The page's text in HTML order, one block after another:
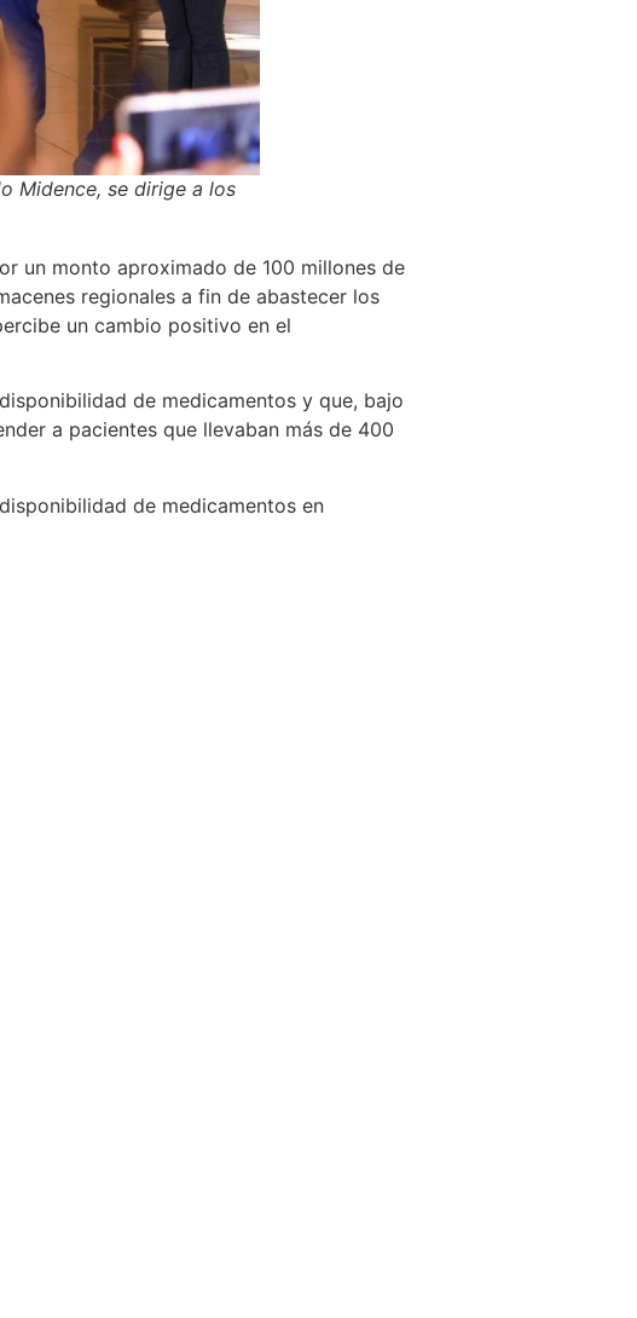
Midence, se dirige a los
un monto aproximado de 100 millones de
regionales a fin de abastecer los
un cambio positivo en el
de medicamentos y que, bajo
a pacientes que llevaban más de 400
de medicamentos en